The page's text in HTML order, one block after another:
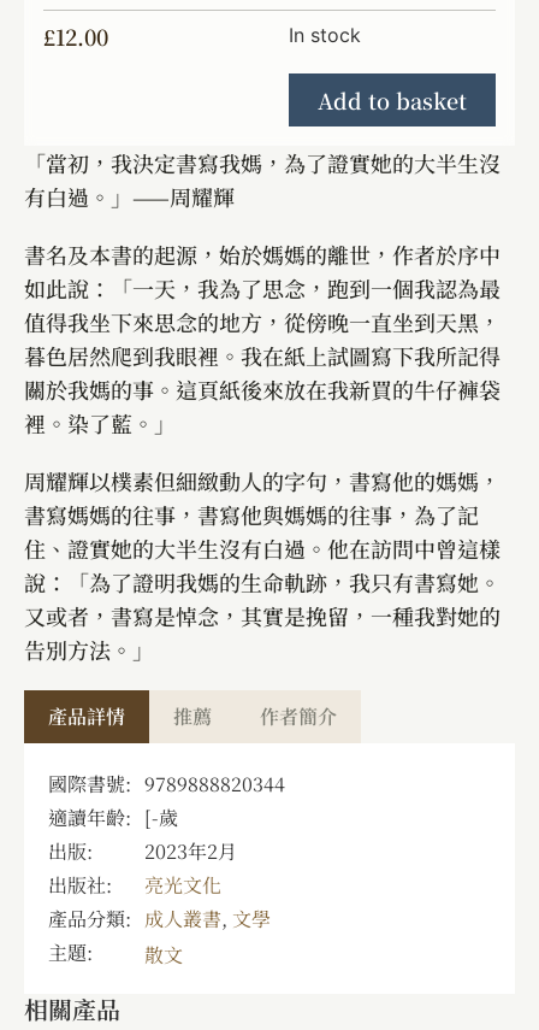
£12.00 In stock
Add to basket
「當初，我決定書寫我媽，為了證實她的大半生沒
有白過。」——周耀輝
書名及本書的起源，始於媽媽的離世，作者於序中
如此說：「一天，我為了思念，跑到一個我認為最
值得我坐下來思念的地方，從傍晚一直坐到天黑，
暮色居然爬到我眼裡。我在紙上試圖寫下我所記得
關於我媽的事。這頁紙後來放在我新買的牛仔褲袋
裡。染了藍。」
周耀輝以樸素但細緻動人的字句，書寫他的媽媽，
書寫媽媽的往事，書寫他與媽媽的往事，為了記
住、證實她的大半生沒有白過。他在訪問中曾這樣
說：「為了證明我媽的生命軌跡，我只有書寫她。
又或者，書寫是悼念，其實是挽留，一種我對她的
告別方法。」
產品詳情 推薦 作者簡介
國際書號: 9789888820344
適讀年齡: [-歲
出版:
2023年2月
出版社:
亮光文化
產品分類: 成人叢書, 文學
主題:
散文
相關產品